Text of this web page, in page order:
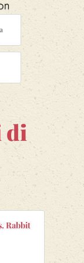
di
Rabbit